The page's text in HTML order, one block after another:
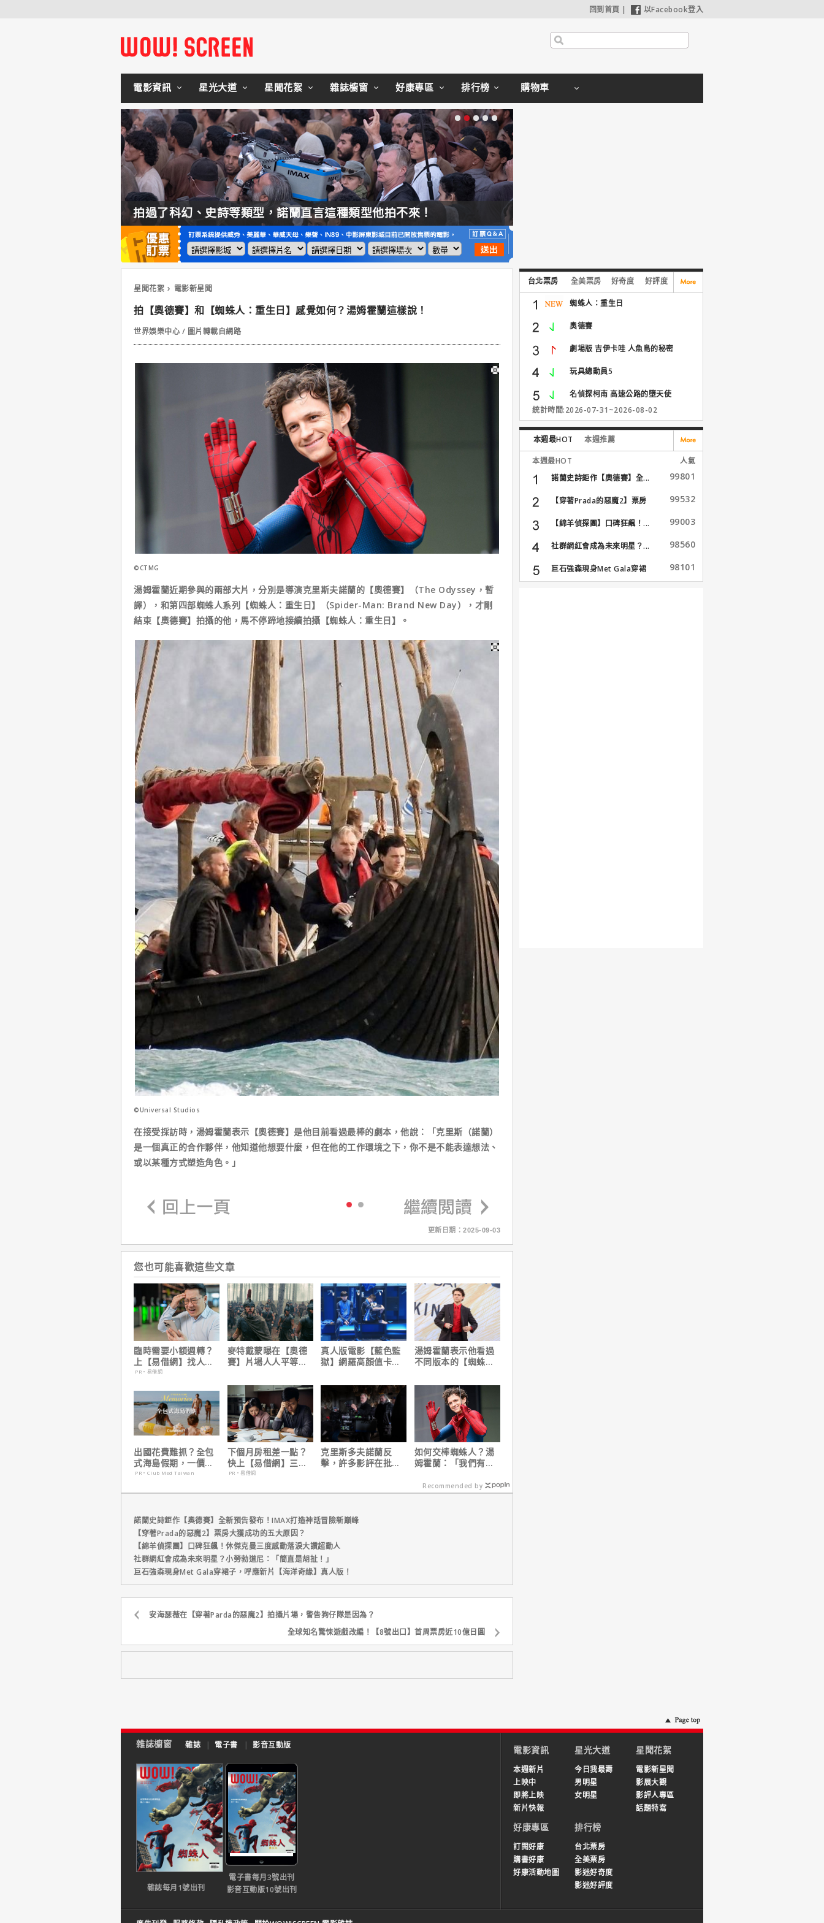
回到首頁 | 以Facebook登入
電影資訊 星光大道 星聞花絮 雜誌櫥窗 好康專區 排行榜 購物車
拍過了科幻、史詩等類型，諾蘭直言這種類型他拍不來！
星聞花絮 電影新星聞
拍【奧德賽】和【蜘蛛人：重生日】感覺如何？湯姆霍蘭這樣說！
世界娛樂中心 / 圖片轉載自網路
©CTMG
湯姆霍蘭近期參與的兩部大片，分別是導演克里斯夫諾蘭的【奧德賽】（The Odyssey，暫
譯），和第四部蜘蛛人系列【蜘蛛人：重生日】（Spider-Man: Brand New Day），才剛
結束【奧德賽】拍攝的他，馬不停蹄地接續拍攝【蜘蛛人：重生日】。
©Universal Studios
在接受採訪時，湯姆霍蘭表示【奧德賽】是他目前看過最棒的劇本，他說：「克里斯（諾蘭）
是一個真正的合作夥伴，他知道他想要什麼，但在他的工作環境之下，你不是不能表達想法、
或以某種方式塑造角色。」
更新日期：2025-09-03
您也可能喜歡這些文章
臨時需要小額週轉？
上【易借網】找人
幫！資金快速到位
PR・易借網
麥特戴蒙曝在【奧德
賽】片場人人平等，
真人版電影【藍色監
獄】網羅高顏值卡司
湯姆霍蘭表示他看過
不同版本的【蜘蛛
這版完全不行！
出國花費難抓？全包
式海島假期，一價搞
定食宿玩樂，省錢更
PR・Club Med Taiwan
下個月房租差一點？
快上【易借網】三分
鐘解決燃眉之急
PR・易借網
克里斯多夫諾蘭反
擊，許多影評在批評
如何交棒蜘蛛人？湯
姆霍蘭：「我們有一
Recommended by
諾蘭史詩鉅作【奧德賽】全新預告發布！IMAX打造神話冒險新巔峰
【穿著Prada的惡魔2】票房大獲成功的五大原因？
【綿羊偵探團】口碑狂飆！休傑克曼三度感動落淚大讚超動人
社群網紅會成為未來明星？小勞勃道尼：「簡直是胡扯！」
巨石強森現身Met Gala穿裙子，呼應新片【海洋奇緣】真人版！
安海瑟薇在【穿著Parda的惡魔2】拍攝片場，警告狗仔隊是因為？
全球知名驚悚遊戲改編！【8號出口】首周票房近10億日圓
台北票房 全美票房 好奇度 好評度
蜘蛛人：重生日
奧德賽
劇場版 吉伊卡哇 人魚島的秘密
玩具總動員5
名偵探柯南 高速公路的墮天使
統計時間:2026-07-31~2026-08-02
本週最HOT 本週推薦
本週最HOT
人氣
諾蘭史詩鉅作【奧德賽】全...
99801
【穿著Prada的惡魔2】票房
99532
【綿羊偵探團】口碑狂飆！... 99003
社群網紅會成為未來明星？... 98560
巨石強森現身Met Gala穿裙
子...
98101
雜誌櫥窗 雜誌 | 電子書 | 影音互動版
雜誌每月1號出刊
電子書每月3號出刊
影音互動版10號出刊
電影資訊
本週新片
上映中
即將上映
新片快報
星光大道
今日我最壽
男明星
女明星
星聞花絮
電影新星聞
影展大觀
影評人專區
話題特寫
好康專區
訂閱好康
購書好康
好康活動地圖
排行榜
台北票房
全美票房
影迷好奇度
影迷好評度